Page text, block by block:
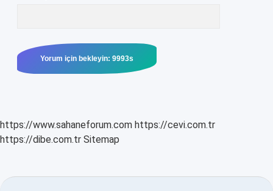
https://www.sahaneforum.com https://cevi.com.tr
https://dibe.com.tr Sitemap